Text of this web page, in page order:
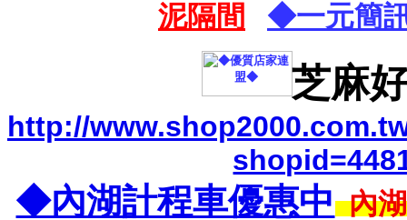
泥隔間
◆一元簡
芝麻
http://
◆內湖計程車優惠中 內